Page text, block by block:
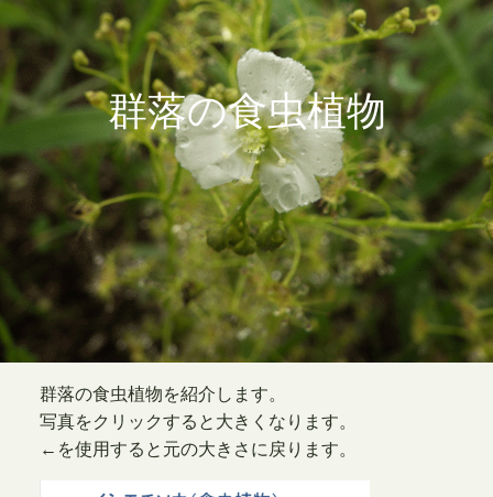
群落の食虫植物
群落の食虫植物を紹介します。
写真をクリックすると大きくなります。
←を使用すると元の大きさに戻ります。